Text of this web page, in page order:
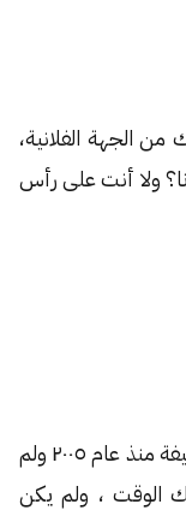
من الجهة الفلانية،
ولا أنت على رأس
الطريف في الموضوع أنني لم أتقدم لأي وظيفة منذ عام ٢٠٠٥ ولم
الوقت ، ولم يكن